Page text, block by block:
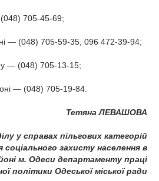
705-45-69;
— (048) 705-59-35, 096 472-39-94;
— (048) 705-13-15;
— (048) 705-19-84.
Тетяна ЛЕВАШОВА
у справах пільгових категорій
соціального захисту населення в
м. Одеси департаменту праці
політики Одеської міської ради